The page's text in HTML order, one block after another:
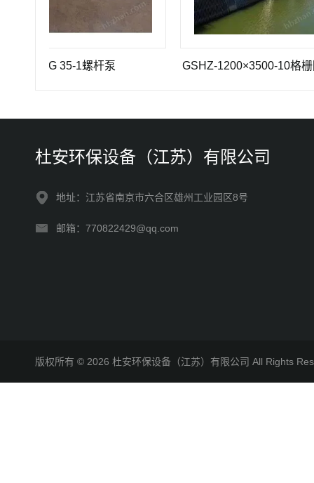
G 35-1螺杆泵 GSHZ-1200×3500-10格栅除污机
杜安环保设备（江苏）有限公司
地址：江苏省南京市六合区雄州工业园区8号
邮箱：770822429@qq.com
版权所有 © 2026 杜安环保设备（江苏）有限公司 All Rights